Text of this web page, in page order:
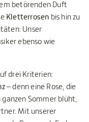
betörenden Duft
Kletterrosen bis hin zu
Unser
ebenso wie
drei Kriterien:
– denn eine Rose, die
Sommer blüht,
Mit unserer